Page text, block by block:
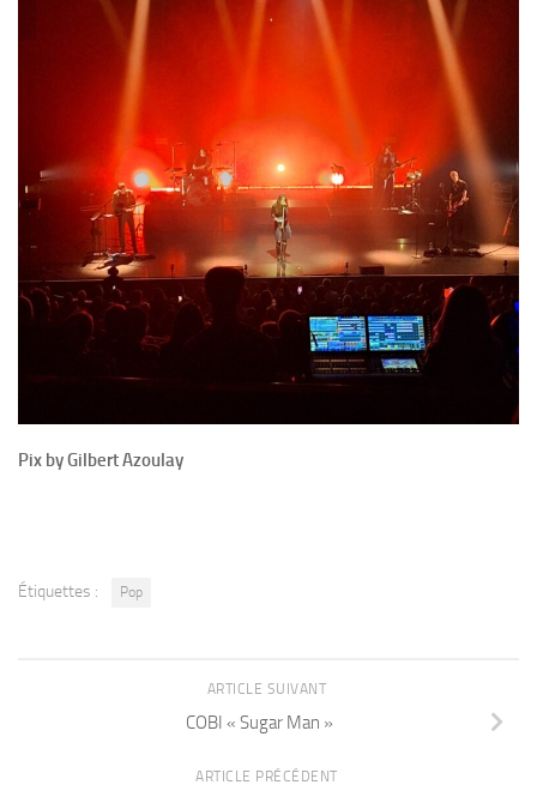
Pix by Gilbert Azoulay
Étiquettes : Pop
ARTICLE SUIVANT
COBI « Sugar Man »
ARTICLE PRÉCÉDENT